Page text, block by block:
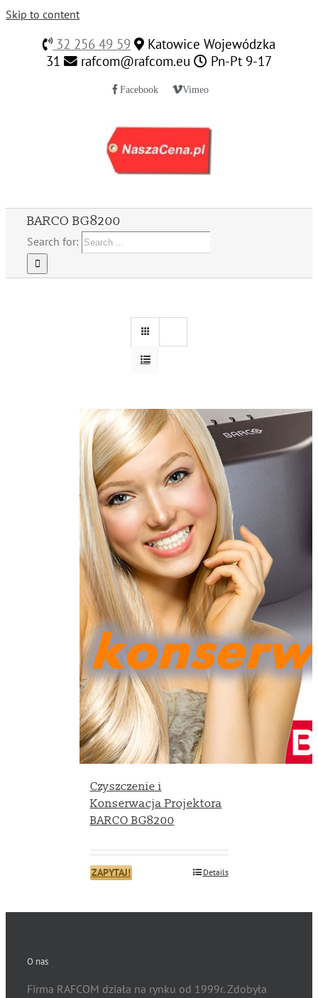
Skip to content
32 256 49 59
Katowice Wojewódzka
31
rafcom@rafcom.eu Pn-Pt 9-17
Facebook Vimeo
BARCO BG8200
Search for:
Czyszczenie i
Konserwacja Projektora
BARCO BG8200
ZAPYTAJ! Details
O nas
Firma RAFCOM działa na rynku od 1999r. Zdobyła